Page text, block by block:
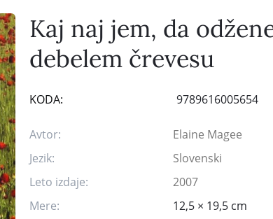
Kaj naj jem, da
debelem črevesu
KODA: 9789616005654
Avtor:
Elaine Magee
Jezik:
Slovenski
Leto izdaje:
2007
Mere:
12,5 × 19,5 cm